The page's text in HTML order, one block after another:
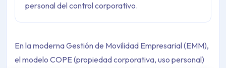
personal del control corporativo.
En la moderna Gestión de Movilidad Empresarial (EMM),
el modelo COPE (propiedad corporativa, uso personal)